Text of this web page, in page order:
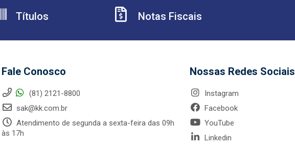
Títulos Notas Fiscais
Fale Conosco
(81) 2121-8800
sak@kk.com.br
Atendimento de segunda a sexta-feira das 09h
às 17h
Nossas Redes Sociais
Instagram
Facebook
YouTube
Linkedin